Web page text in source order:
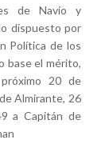
de Navío y
dispuesto por
Política de los
base el mérito,
20 de
Almirante, 26
a Capitán de